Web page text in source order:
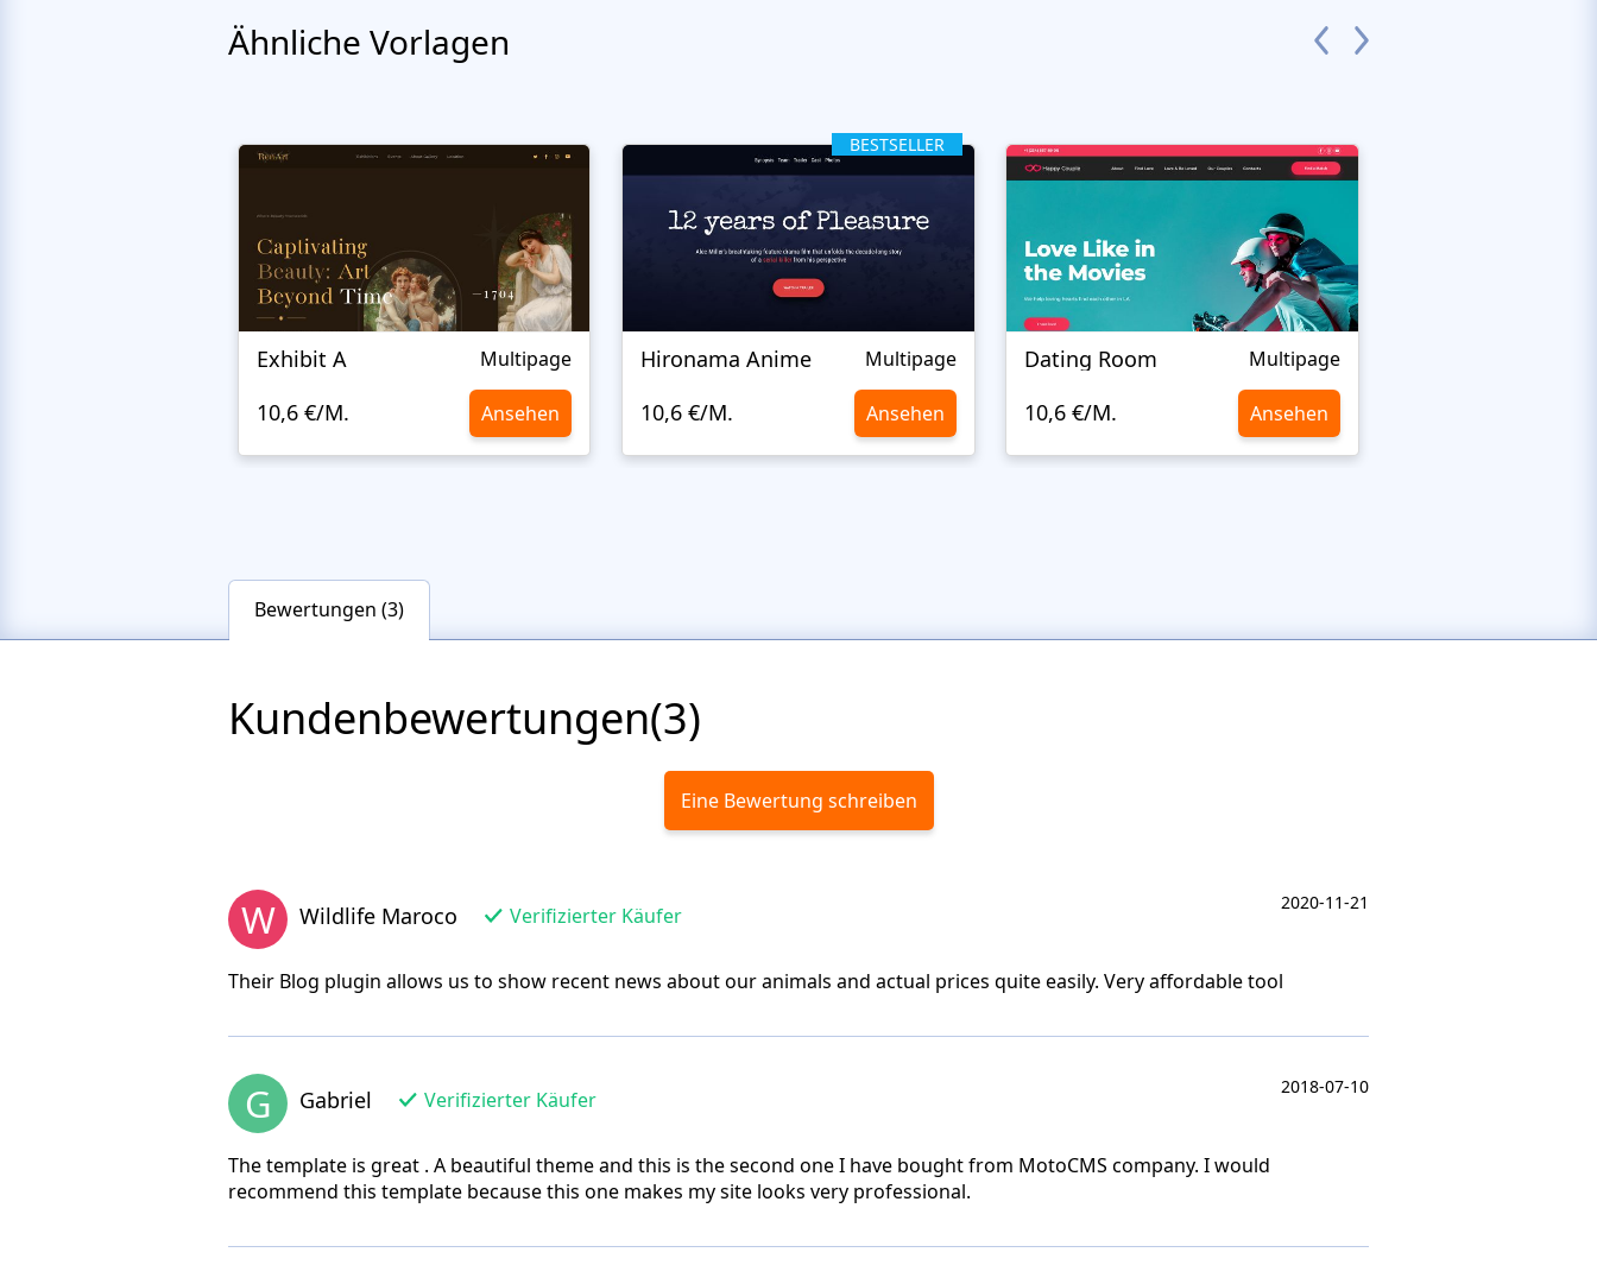
Ähnliche Vorlagen
Exhibit A Multipage
10,6 €/M. Ansehen
BESTSELLER
Hironama Anime Multipage
10,6 €/M. Ansehen
Dating Room Multipage
10,6 €/M. Ansehen
Bewertungen (3)
Kundenbewertungen(3)
Eine Bewertung schreiben
W Wildlife Maroco Verifizierter Käufer
2020-11-21
Their Blog plugin allows us to show recent news about our animals and actual prices quite easily. Very affordable tool
G Gabriel Verifizierter Käufer
2018-07-10
The template is great . A beautiful theme and this is the second one I have bought from MotoCMS company. I would
recommend this template because this one makes my site looks very professional.